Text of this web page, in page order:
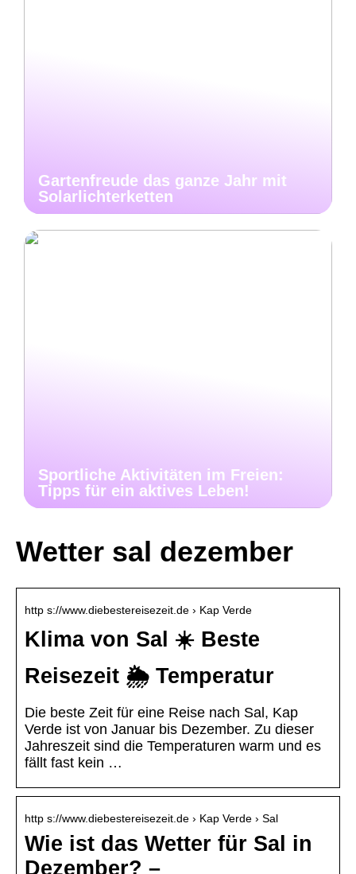
Gartenfreude das ganze Jahr mit
Solarlichterketten
Sportliche Aktivitäten im Freien:
Tipps für ein aktives Leben!
Wetter sal dezember
http s://www.diebestereisezeit.de › Kap Verde
Klima von Sal ☀️ Beste
Reisezeit 🌦️ Temperatur
Die beste Zeit für eine Reise nach Sal, Kap
Verde ist von Januar bis Dezember. Zu dieser
Jahreszeit sind die Temperaturen warm und es
fällt fast kein …
http s://www.diebestereisezeit.de › Kap Verde › Sal
Wie ist das Wetter für Sal in
Dezember? –